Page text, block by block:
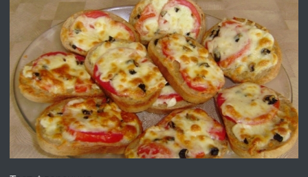
преди 1 година
ПРЕДЛАГА
Първи поход "По стъпките на Ангел
Войвода"
преди 1 година
ПРЕДЛАГА
Монтажник на малки детайли за